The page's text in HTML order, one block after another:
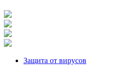
Защита от вирусов